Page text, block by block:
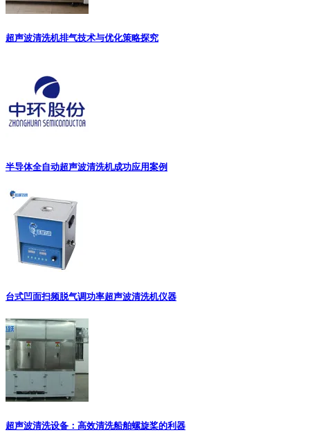
超声波清洗机排气技术与优化策略探究
半导体全自动超声波清洗机成功应用案例
台式凹面扫频脱气调功率超声波清洗机仪器
超声波清洗设备：高效清洗船舶螺旋桨的利器